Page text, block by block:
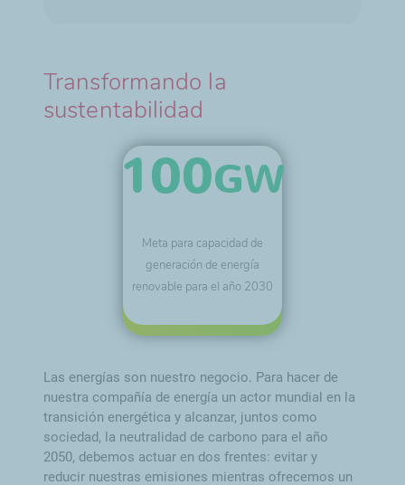
Transformando la
sustentabilidad
100GW
Meta para capacidad de
generación de energía
renovable para el año 2030
Las energías son nuestro negocio. Para hacer de
nuestra compañía de energía un actor mundial en la
transición energética y alcanzar, juntos como
sociedad, la neutralidad de carbono para el año
2050, debemos actuar en dos frentes: evitar y
reducir nuestras emisiones mientras ofrecemos un